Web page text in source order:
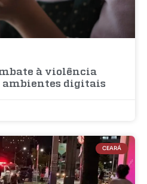
à violência
digitais
CEARÁ